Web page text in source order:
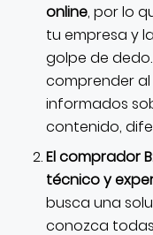
online, por lo
tu empresa y
golpe de
comprender
informados
contenido,
El comprador
técnico y
busca una
conozca